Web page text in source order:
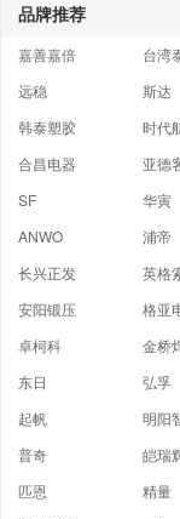
品牌推荐
嘉善嘉倍
台湾
远稳
斯达
韩泰塑胶
时代
合昌电器
亚德
SF
华寅
ANWO
浦帝
长兴正发
英格
安阳锻压
格亚
卓柯科
金桥
东日
弘孚
起帆
明阳
普奇
皑瑞
匹恩
精量